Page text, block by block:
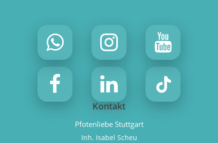
Kontakt
Pfotenliebe Stuttgart
Inh. Isabel Scheu